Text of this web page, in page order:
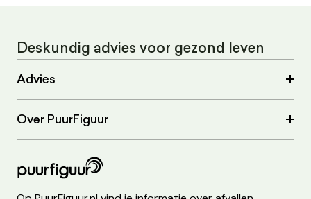
Deskundig advies voor gezond leven
Advies
Over PuurFiguur